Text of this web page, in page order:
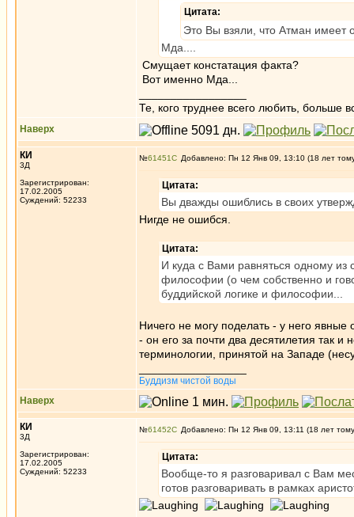
Цитата:
Это Вы взяли, что Атман имеет
Мда....
Смущает констатация факта?
Вот именно Мда...
Те, кого труднее всего любить, больше
Наверх
КИ
3Д
Зарегистрирован:
17.02.2005
Суждений: 52233
№61451 Добавлено: Пн 12 Янв 09, 13:10 (18 лет
Цитата:
Вы дважды ошиблись в своих
Нигде не ошибся.
Цитата:
И куда с Вами равняться одному из
философии (о чем собственно и
буддийской логике и философии...
Ничего не могу поделать - у него
- он его за почти два десятилетия так
терминологии, принятой на Западе
Буддизм чистой воды
Наверх
КИ
3Д
Зарегистрирован:
17.02.2005
Суждений: 52233
№61452 Добавлено: Пн 12 Янв 09, 13:11 (18 лет
Цитата:
Вообще-то я разговаривал с Вам
готов разговаривать в рамках